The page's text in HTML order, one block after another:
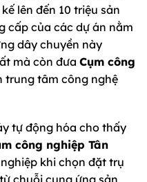
lên đến 10 triệu sản
cấp của các dự án nằm
dây chuyền này
mà còn đưa Cụm công
trung tâm công nghệ
tự động hóa cho thấy
công nghiệp Tân
khi chọn đặt trụ